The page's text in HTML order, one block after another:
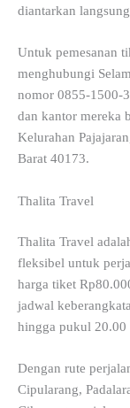
diantarkan
Untuk pemesanan
menghubungi
nomor 0855-1500-
dan kantor mereka
Kelurahan
Barat 40173.
Thalita Travel
Thalita Travel
fleksibel untuk
harga tiket
jadwal
hingga pukul 20.00
Dengan rute
Cipularang,